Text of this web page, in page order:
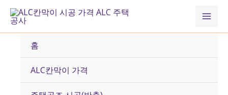
츠
홈
ALC칸막이 가격